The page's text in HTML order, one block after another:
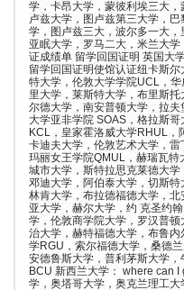
学，卡昂大学，蒙彼利埃三大
卢兹大学，图卢兹第三大学，
学，图卢兹三大，波尔多一大，
亚眠大学，罗马二大，米兰大
证成绩单 留学回国证明 英国大
留学回国证明使馆认证纽卡斯
特大学，伦敦大学学院UCL，
里大学，莱斯特大学，布里斯
尔德大学，南安普顿大学，拉
大学亚非学院 SOAS，格拉斯
KCL，皇家霍洛威大学RHUL，
卡迪夫大学，伦敦艺术大学，
玛丽女王学院QMUL，赫瑞瓦
城市大学，斯特拉思克莱德大学
邓迪大学，阿伯泰大学，切斯特
林肯大学，布拉德福德大学，
亚大学，赫尔大学，约 克圣约
学，伦敦商学院大学，罗汉普
治大学，赫特福德大学，布鲁
学RGU，索尔福德大学，桑德
安德鲁斯大学，普利茅斯大学
BCU 新西兰大学： where can
学，奥塔哥大学，奥克兰理工